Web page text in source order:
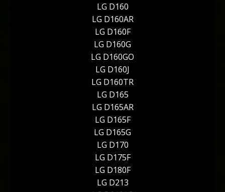
LG D160
LG D160AR
LG D160F
LG D160G
LG D160GO
LG D160J
LG D160TR
LG D165
LG D165AR
LG D165F
LG D165G
LG D170
LG D175F
LG D180F
LG D213